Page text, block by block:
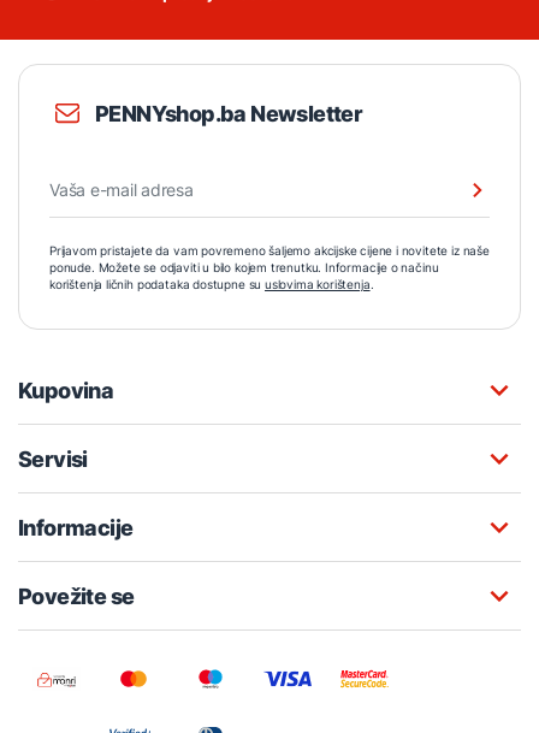
PENNYshop.ba Newsletter
Prijavom pristajete da vam povremeno šaljemo akcijske cijene i novitete iz naše
ponude. Možete se odjaviti u bilo kojem trenutku. Informacije o načinu
korištenja ličnih podataka dostupne su uslovima korištenja.
Kupovina
Servisi
Informacije
Povežite se